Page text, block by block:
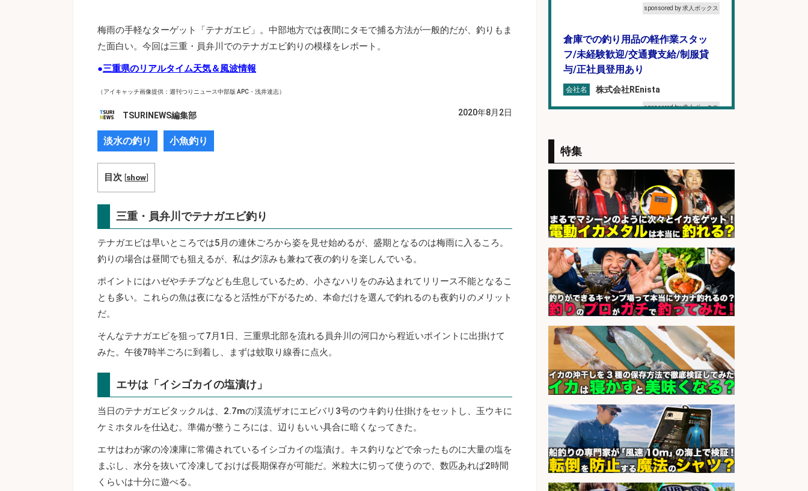
梅雨の手軽なターゲット「テナガエビ」。中部地方では夜間にタモで捕る方法が一般的だが、釣りもま
た面白い。今回は三重・員弁川でのテナガエビ釣りの模様をレポート。
●三重県のリアルタイム天気＆風波情報
（アイキャッチ画像提供：週刊つりニュース中部版 APC・浅井達志）
TSURINEWS編集部 2020年8月2日
淡水の釣り 小魚釣り
目次 [show]
三重・員弁川でテナガエビ釣り
テナガエビは早いところでは5月の連休ごろから姿を見せ始めるが、盛期となるのは梅雨に入るころ。
釣りの場合は昼間でも狙えるが、私は夕涼みも兼ねて夜の釣りを楽しんでいる。
ポイントにはハゼやチチブなども生息しているため、小さなハリをのみ込まれてリリース不能となるこ
とも多い。これらの魚は夜になると活性が下がるため、本命だけを選んで釣れるのも夜釣りのメリット
だ。
そんなテナガエビを狙って7月1日、三重県北部を流れる員弁川の河口から程近いポイントに出掛けて
みた。午後7時半ごろに到着し、まずは蚊取り線香に点火。
エサは「イシゴカイの塩漬け」
当日のテナガエビタックルは、2.7mの渓流ザオにエビバリ3号のウキ釣り仕掛けをセットし、玉ウキに
ケミホタルを仕込む。準備が整うころには、辺りもいい具合に暗くなってきた。
エサはわが家の冷凍庫に常備されているイシゴカイの塩漬け。キス釣りなどで余ったものに大量の塩を
まぶし、水分を抜いて冷凍しておけば長期保存が可能だ。米粒大に切って使うので、数匹あれば2時間
くらいは十分に遊べる。
sponsored by 求人ボックス
倉庫での釣り用品の軽作業スタッ
フ/未経験歓迎/交通費支給/制服貸
与/正社員登用あり
会社名 株式会社REnista
sponsored by 求人ボックス
業10時間/経験者歓迎
会社名 広松久水産株式会社
sponsored by 求人ボックス
フィッシング用品の「製品開発設
計」
会社名 メガバス株式会社
sponsored by 求人ボックス
釣り具などの出荷作業
会社名 UTエージェント株式会社
sponsored by 求人ボックス
釣り具製品の梱包作業
会社名 Man to Man株式会社
sponsored by 求人ボックス
釣り具メーカーでの釣り竿の販売促
進業務
特集